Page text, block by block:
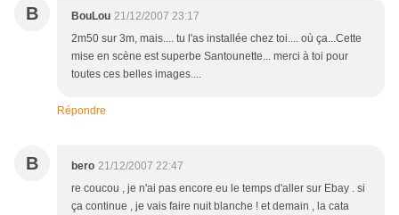
B BouLou 21/12/2007 23:17
2m50 sur 3m, mais.... tu l'as installée chez toi.... où ça...Cette
mise en scène est superbe Santounette... merci à toi pour
toutes ces belles images....
Répondre
B bero 21/12/2007 22:47
re coucou , je n'ai pas encore eu le temps d'aller sur Ebay . si
ça continue , je vais faire nuit blanche ! et demain , la cata